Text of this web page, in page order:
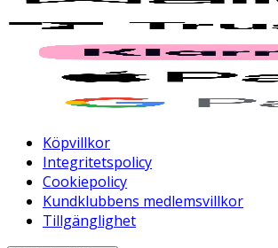
Köpvillkor
Integritetspolicy
Cookiepolicy
Kundklubbens medlemsvillkor
Tillgänglighet